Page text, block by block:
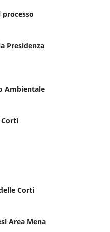
Presidenza
Ambientale
Corti
Area Mena